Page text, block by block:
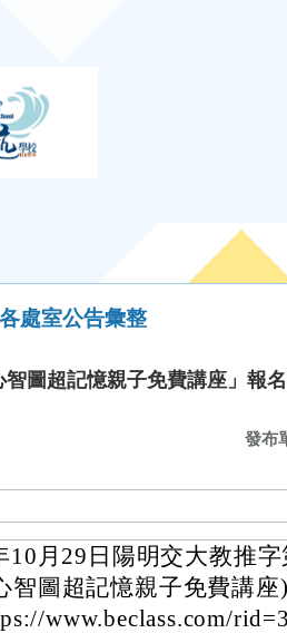
各處室公告彙整
圖超記憶親子免費講座」報
發布
10月29日陽明交大教推
圖超記憶親子免費講座
www.beclass.com/